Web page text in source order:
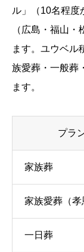
ル」（10名程度
（広島・福山
ます。ユウベル
族愛葬・一般葬
ます。
プラ
家族葬
家族愛葬（孝
一日葬